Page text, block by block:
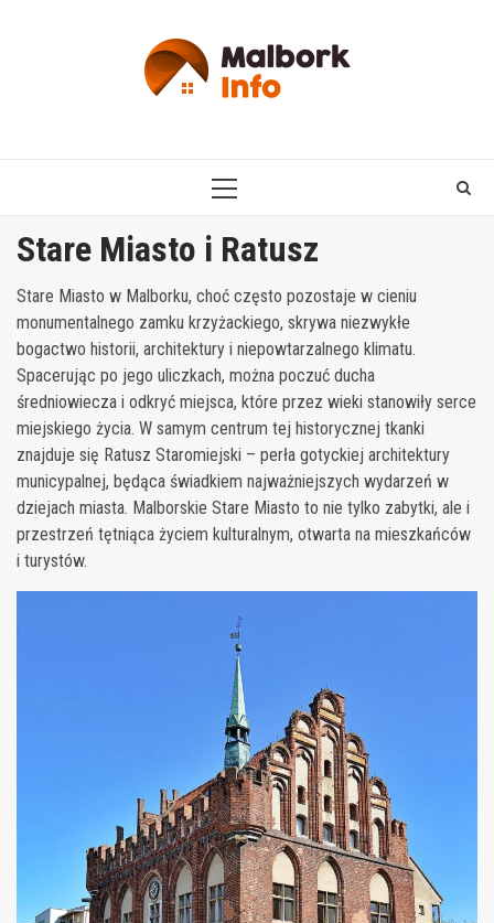
PRIMARY
Stare Miasto i Ratusz
Stare Miasto w Malborku, choć często pozostaje w cieniu
monumentalnego zamku krzyżackiego, skrywa niezwykłe
bogactwo historii, architektury i niepowtarzalnego klimatu.
Spacerując po jego uliczkach, można poczuć ducha
średniowiecza i odkryć miejsca, które przez wieki stanowiły serce
miejskiego życia. W samym centrum tej historycznej tkanki
znajduje się Ratusz Staromiejski – perła gotyckiej architektury
municypalnej, będąca świadkiem najważniejszych wydarzeń w
dziejach miasta. Malborskie Stare Miasto to nie tylko zabytki, ale i
przestrzeń tętniąca życiem kulturalnym, otwarta na mieszkańców
i turystów.